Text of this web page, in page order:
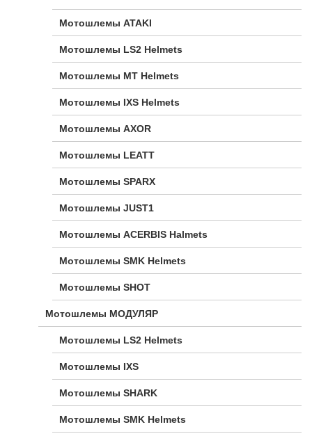
Мотошлемы ATAKI
Мотошлемы LS2 Helmets
Мотошлемы MT Helmets
Мотошлемы IXS Helmets
Мотошлемы AXOR
Мотошлемы LEATT
Мотошлемы SPARX
Мотошлемы JUST1
Мотошлемы ACERBIS Halmets
Мотошлемы SMK Helmets
Мотошлемы SHOT
Мотошлемы МОДУЛЯР
Мотошлемы LS2 Helmets
Мотошлемы IXS
Мотошлемы SHARK
Мотошлемы SMK Helmets